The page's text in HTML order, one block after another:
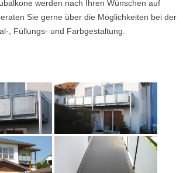
werden nach Ihren Wünschen auf
Sie gerne über die Möglichkeiten bei der
, Füllungs- und Farbgestaltung.